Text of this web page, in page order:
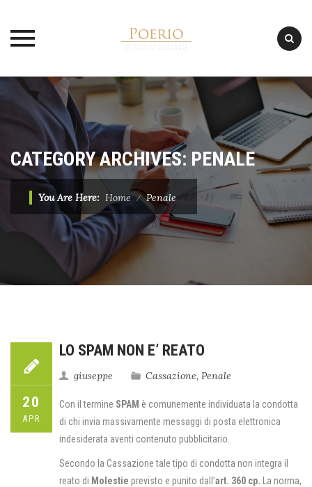
Skip
content
CATEGORY ARCHIVES: PENALE
You Are Here: Home⁄Penale
20
APR
LO SPAM NON E’ REATO
giuseppe Cassazione, Penale
Con il termine SPAM è comunemente individuata la condotta
di chi invia massivamente messaggi di posta elettronica
indesiderata aventi contenuto pubblicitario.
Secondo la Cassazione tale tipo di condotta non integra il
reato di Molestie previsto e punito dall’art. 360 cp. La norma,